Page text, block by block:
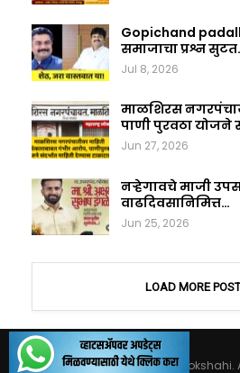
Gopichand
समाजाचा प्रश्न
Jul 8, 2026
माळशिरस
पाणी पुरवठा योजने
Jun 27, 2026
नऱ्हेगावचे माजी
वाढदिवसानिमित्त…
Jun 25, 2026
LOAD MORE
© 2026 - Maharashtralokshahi.